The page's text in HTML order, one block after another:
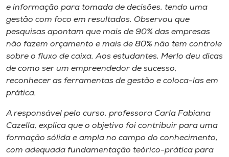
e informação para tomada de decisões, tendo uma
gestão com foco em resultados. Observou que
pesquisas apontam que mais de 90% das empresas
não fazem orçamento e mais de 80% não tem controle
sobre o fluxo de caixa. Aos estudantes, Merlo deu dicas
de como ser um empreendedor de sucesso,
reconhecer as ferramentas de gestão e coloca-las em
prática.
A responsável pelo curso, professora Carla Fabiana
Cazella, explica que o objetivo foi contribuir para uma
formação sólida e ampla no campo do conhecimento,
com adequada fundamentação teórico-prática para